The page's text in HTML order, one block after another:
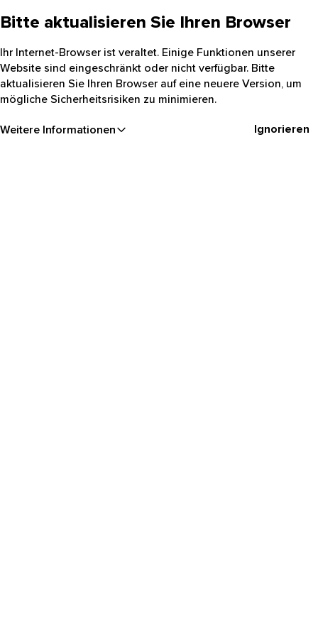
Bitte aktualisieren Sie Ihren Browser
Ihr Internet-Browser ist veraltet. Einige Funktionen unserer
Website sind eingeschränkt oder nicht verfügbar. Bitte
aktualisieren Sie Ihren Browser auf eine neuere Version, um
mögliche Sicherheitsrisiken zu minimieren.
Weitere Informationen Ignorieren